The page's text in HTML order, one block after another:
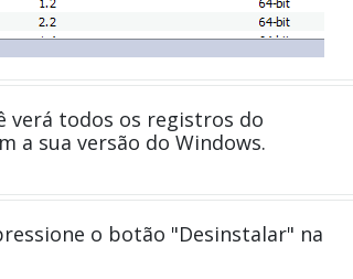
verá todos os registros do
a sua versão do Windows.
o botão "Desinstalar" na